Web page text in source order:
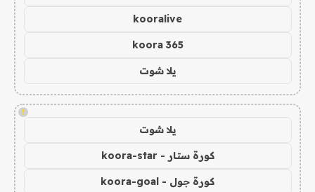
kooralive
koora 365
يلا شوت
!
يلا شوت
كورة ستار - koora-star
كورة جول - koora-goal